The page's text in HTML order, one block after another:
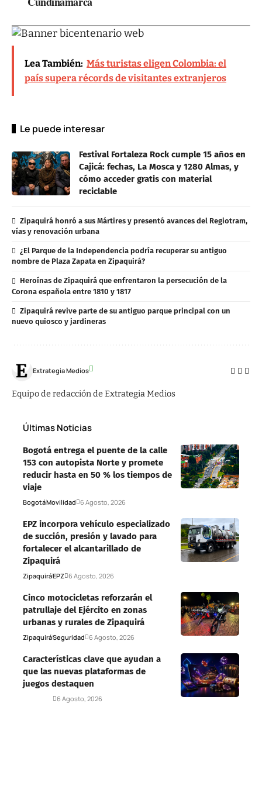
Lea También: Más turistas eligen Colombia: el
país supera récords de visitantes extranjeros
Le puede interesar
Festival Fortaleza Rock cumple 15 años en
Cajicá: fechas, La Mosca y 1280 Almas, y
cómo acceder gratis con material
reciclable
Zipaquirá honró a sus Mártires y presentó avances del Regiotram,
vías y renovación urbana
¿El Parque de la Independencia podría recuperar su antiguo
nombre de Plaza Zapata en Zipaquirá?
Heroínas de Zipaquirá que enfrentaron la persecución de la
Corona española entre 1810 y 1817
Zipaquirá revive parte de su antiguo parque principal con un
nuevo quiosco y jardineras
Extrategia Medios
Equipo de redacción de Extrategia Medios
Últimas Noticias
Bogotá entrega el puente de la calle
153 con autopista Norte y promete
reducir hasta en 50 % los tiempos de
viaje
BogotáMovilidad 6 Agosto, 2026
EPZ incorpora vehículo especializado
de succión, presión y lavado para
fortalecer el alcantarillado de
Zipaquirá
ZipaquiráEPZ 6 Agosto, 2026
Cinco motocicletas reforzarán el
patrullaje del Ejército en zonas
urbanas y rurales de Zipaquirá
ZipaquiráSeguridad 6 Agosto, 2026
Características clave que ayudan a
que las nuevas plataformas de
juegos destaquen
6 Agosto, 2026